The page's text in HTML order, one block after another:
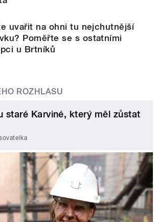
uvařit na ohni tu nejchutnější
Poměřte se s ostatními
u Brtníků
ROZHLASU
staré Karviné, který měl zůstat